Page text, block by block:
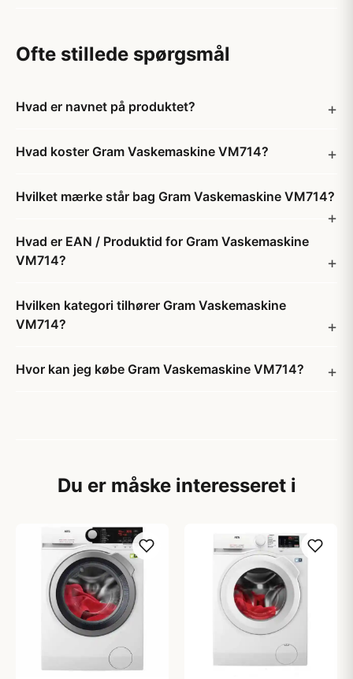
Ofte stillede spørgsmål
Hvad er navnet på produktet?
Hvad koster Gram Vaskemaskine VM714?
Hvilket mærke står bag Gram Vaskemaskine VM714?
Hvad er EAN / Produktid for Gram Vaskemaskine
VM714?
Hvilken kategori tilhører Gram Vaskemaskine
VM714?
Hvor kan jeg købe Gram Vaskemaskine VM714?
Du er måske interesseret i